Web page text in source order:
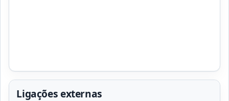
Ligações externas